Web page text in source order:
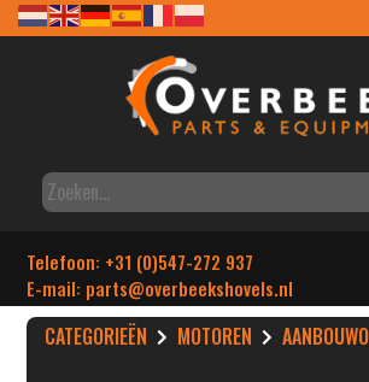
Telefoon: +31 (0)547-272 937
E-mail: parts@overbeekshovels.nl
CATEGORIEËN MOTOREN